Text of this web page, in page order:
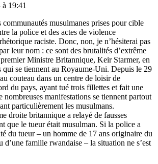
19:41
musulmanes prises pour cible
la police et des actes de violence
raciste. Donc, non, je n’hésiterai pas
leur nom : ce sont des brutalités d’extrême
Ministre Britannique, Keir Starmer, en
qui se tiennent au Royaume-Uni. Depuis le 29
couteau dans un centre de loisir de
du pays, ayant tué trois fillettes et fait une
nombreuses manifestations se tiennent partout
particulièrement les musulmans.
droite britannique a relayé de fausses
que le tueur était musulman. Si la police a
du tueur – un homme de 17 ans originaire du
d’une famille rwandaise – la situation ne s’est